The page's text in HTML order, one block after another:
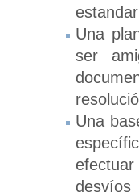
Una
ser
Una
desvíos